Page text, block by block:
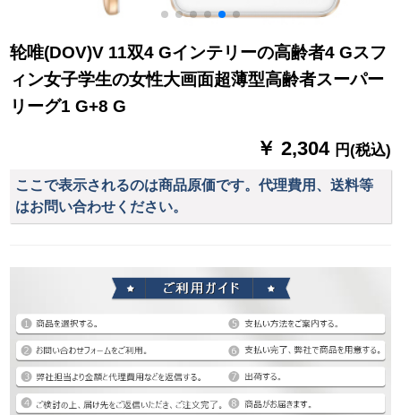
轮唯(DOV)V 11双4 Gインテリーの高齢者4 Gスフ
ィン女子学生の女性大画面超薄型高齢者スーパー
リーグ1 G+8 G
￥ 2,304 円(税込)
ここで表示されるのは商品原価です。代理費用、送料等
はお問い合わせください。